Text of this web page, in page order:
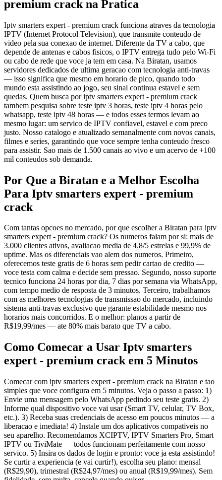
premium crack na Pratica
Iptv smarters expert - premium crack funciona atraves da tecnologia
IPTV (Internet Protocol Television), que transmite conteudo de
video pela sua conexao de internet. Diferente da TV a cabo, que
depende de antenas e cabos fisicos, o IPTV entrega tudo pelo Wi-Fi
ou cabo de rede que voce ja tem em casa. Na Biratan, usamos
servidores dedicados de ultima geracao com tecnologia anti-travas
— isso significa que mesmo em horario de pico, quando todo
mundo esta assistindo ao jogo, seu sinal continua estavel e sem
quedas. Quem busca por iptv smarters expert - premium crack
tambem pesquisa sobre teste iptv 3 horas, teste iptv 4 horas pelo
whatsapp, teste iptv 48 horas — e todos esses termos levam ao
mesmo lugar: um servico de IPTV confiavel, estavel e com preco
justo. Nosso catalogo e atualizado semanalmente com novos canais,
filmes e series, garantindo que voce sempre tenha conteudo fresco
para assistir. Sao mais de 1.500 canais ao vivo e um acervo de +100
mil conteudos sob demanda.
Por Que a Biratan e a Melhor Escolha
Para Iptv smarters expert - premium
crack
Com tantas opcoes no mercado, por que escolher a Biratan para iptv
smarters expert - premium crack? Os numeros falam por si: mais de
3.000 clientes ativos, avaliacao media de 4.8/5 estrelas e 99,9% de
uptime. Mas os diferenciais vao alem dos numeros. Primeiro,
oferecemos teste gratis de 6 horas sem pedir cartao de credito —
voce testa com calma e decide sem pressao. Segundo, nosso suporte
tecnico funciona 24 horas por dia, 7 dias por semana via WhatsApp,
com tempo medio de resposta de 3 minutos. Terceiro, trabalhamos
com as melhores tecnologias de transmissao do mercado, incluindo
sistema anti-travas exclusivo que garante estabilidade mesmo nos
horarios mais concorridos. E o melhor: planos a partir de
R$19,99/mes — ate 80% mais barato que TV a cabo.
Como Comecar a Usar Iptv smarters
expert - premium crack em 5 Minutos
Comecar com iptv smarters expert - premium crack na Biratan e tao
simples que voce configura em 5 minutos. Veja o passo a passo: 1)
Envie uma mensagem pelo WhatsApp pedindo seu teste gratis. 2)
Informe qual dispositivo voce vai usar (Smart TV, celular, TV Box,
etc.). 3) Receba suas credenciais de acesso em poucos minutos — a
liberacao e imediata! 4) Instale um dos aplicativos compativeis no
seu aparelho. Recomendamos XCIPTV, IPTV Smarters Pro, Smart
IPTV ou TiviMate — todos funcionam perfeitamente com nosso
servico. 5) Insira os dados de login e pronto: voce ja esta assistindo!
Se curtir a experiencia (e vai curtir!), escolha seu plano: mensal
(R$29,90), trimestral (R$24,97/mes) ou anual (R$19,99/mes). Sem